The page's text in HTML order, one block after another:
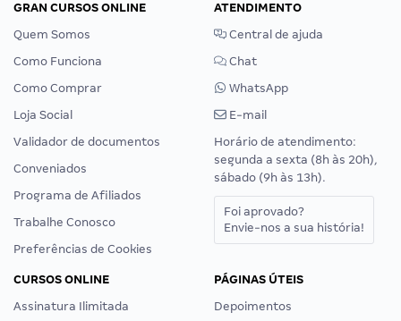
GRAN CURSOS ONLINE
Quem Somos
Como Funciona
Como Comprar
Loja Social
Validador de documentos
Conveniados
Programa de Afiliados
Trabalhe Conosco
Preferências de Cookies
ATENDIMENTO
Central de ajuda
Chat
WhatsApp
E-mail
Horário de atendimento:
segunda a sexta (8h às 20h),
sábado (9h às 13h).
Foi aprovado?
Envie-nos a sua história!
CURSOS ONLINE
Assinatura Ilimitada
PÁGINAS ÚTEIS
Depoimentos